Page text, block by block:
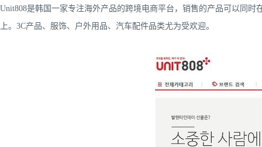
Unit808是韩国一家专注海外产品的跨境电商平台，销售的产品可以同时
上。3C产品、服饰、户外用品、汽车配件品类尤为受欢迎。